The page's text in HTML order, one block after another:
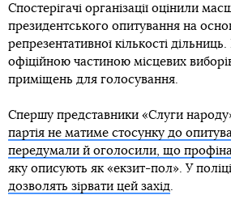
Спостерігачі організації оцінили
президентського опитування на
репрезентативної кількості дільниць.
офіційною частиною місцевих
приміщень для голосування.
Спершу представники «Слуги
партія не матиме стосунку до
передумали й оголосили, що
яку описують як «екзит-пол». У
дозволять зірвати цей захід